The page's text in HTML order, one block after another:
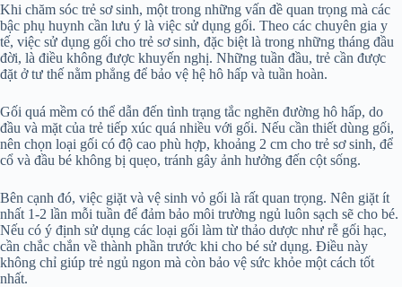
Khi chăm sóc trẻ sơ sinh, một trong những vấn đề quan trọng mà các
bậc phụ huynh cần lưu ý là việc sử dụng gối. Theo các chuyên gia y
tế, việc sử dụng gối cho trẻ sơ sinh, đặc biệt là trong những tháng đầu
đời, là điều không được khuyến nghị. Những tuần đầu, trẻ cần được
đặt ở tư thế nằm phẳng để bảo vệ hệ hô hấp và tuần hoàn.
Gối quá mềm có thể dẫn đến tình trạng tắc nghẽn đường hô hấp, do
đầu và mặt của trẻ tiếp xúc quá nhiều với gối. Nếu cần thiết dùng gối,
nên chọn loại gối có độ cao phù hợp, khoảng 2 cm cho trẻ sơ sinh, để
cổ và đầu bé không bị quẹo, tránh gây ảnh hưởng đến cột sống.
Bên cạnh đó, việc giặt và vệ sinh vỏ gối là rất quan trọng. Nên giặt ít
nhất 1-2 lần mỗi tuần để đảm bảo môi trường ngủ luôn sạch sẽ cho bé.
Nếu có ý định sử dụng các loại gối làm từ thảo dược như rễ gối hạc,
cần chắc chắn về thành phần trước khi cho bé sử dụng. Điều này
không chỉ giúp trẻ ngủ ngon mà còn bảo vệ sức khỏe một cách tốt
nhất.